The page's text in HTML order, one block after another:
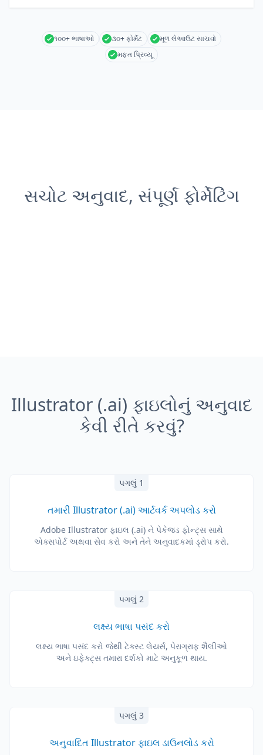
૧૦૦+ ભાષાઓ ૩૦+ ફોર્મેટ
મૂળ લેઆઉટ સાચવો
મફત પ્રિવ્યૂ
સચોટ અનુવાદ, સંપૂર્ણ ફોર્મેટિંગ
Illustrator (.ai) ફાઇલોનું અનુવાદ
કેવી રીતે કરવું?
પગલું 1
તમારી Illustrator (.ai) આર્ટવર્ક અપલોડ કરો
Adobe Illustrator ફાઇલ (.ai) ને પેકેજ્ડ ફોન્ટ્સ સાથે
એક્સપોર્ટ અથવા સેવ કરો અને તેને અનુવાદકમાં ડ્રોપ કરો.
પગલું 2
લક્ષ્ય ભાષા પસંદ કરો
લક્ષ્ય ભાષા પસંદ કરો જેથી ટેક્સ્ટ લેયર્સ, પેરાગ્રાફ શૈલીઓ
અને ઇફેક્ટ્સ તમારા દર્શકો માટે અનુકૂળ થાય.
પગલું 3
અનુવાદિત Illustrator ફાઇલ ડાઉનલોડ કરો